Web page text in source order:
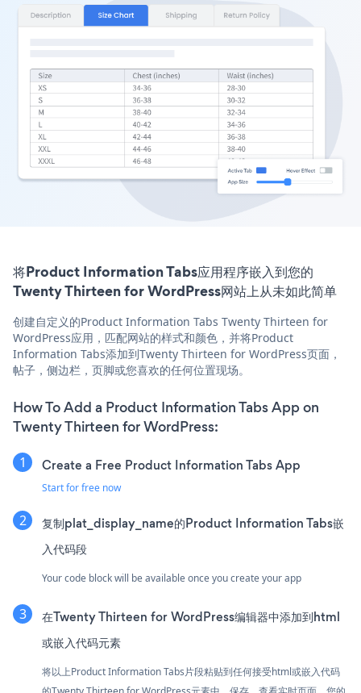
将Product Information Tabs应用程序嵌入到您的
Twenty Thirteen for WordPress网站上从未如此简单
创建自定义的Product Information Tabs Twenty Thirteen for
WordPress应用，匹配网站的样式和颜色，并将Product
Information Tabs添加到Twenty Thirteen for WordPress页面，
帖子，侧边栏，页脚或您喜欢的任何位置现场。
How To Add a Product Information Tabs App on
Twenty Thirteen for WordPress:
Create a Free Product Information Tabs App
Start for free now
复制plat_display_name的Product Information Tabs嵌
入代码段
Your code block will be available once you create your app
在Twenty Thirteen for WordPress编辑器中添加到html
或嵌入代码元素
将以上Product Information Tabs片段粘贴到任何接受html或嵌入代码